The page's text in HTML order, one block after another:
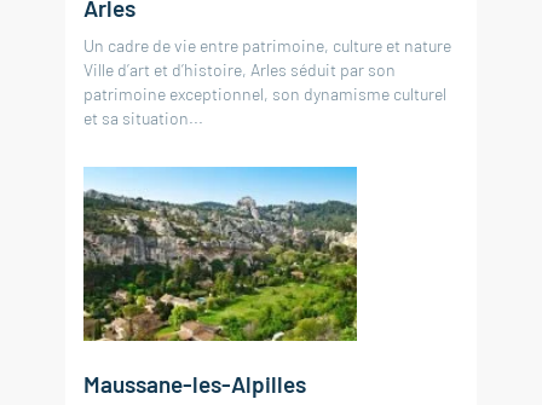
Arles
Un cadre de vie entre patrimoine, culture et nature
Ville d’art et d’histoire, Arles séduit par son
patrimoine exceptionnel, son dynamisme culturel
et sa situation...
Maussane-les-Alpilles